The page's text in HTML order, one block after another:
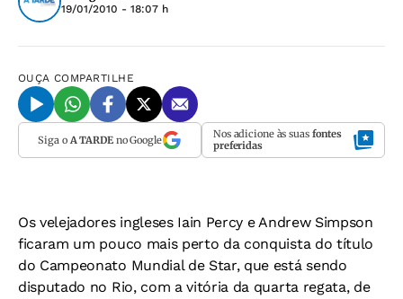
19/01/2010 - 18:07 h
OUÇA COMPARTILHE
Siga o A TARDEno Google Nos adicione às suas fontes
preferidas
Os velejadores ingleses Iain Percy e Andrew Simpson
ficaram um pouco mais perto da conquista do título
do Campeonato Mundial de Star, que está sendo
disputado no Rio, com a vitória da quarta regata, de